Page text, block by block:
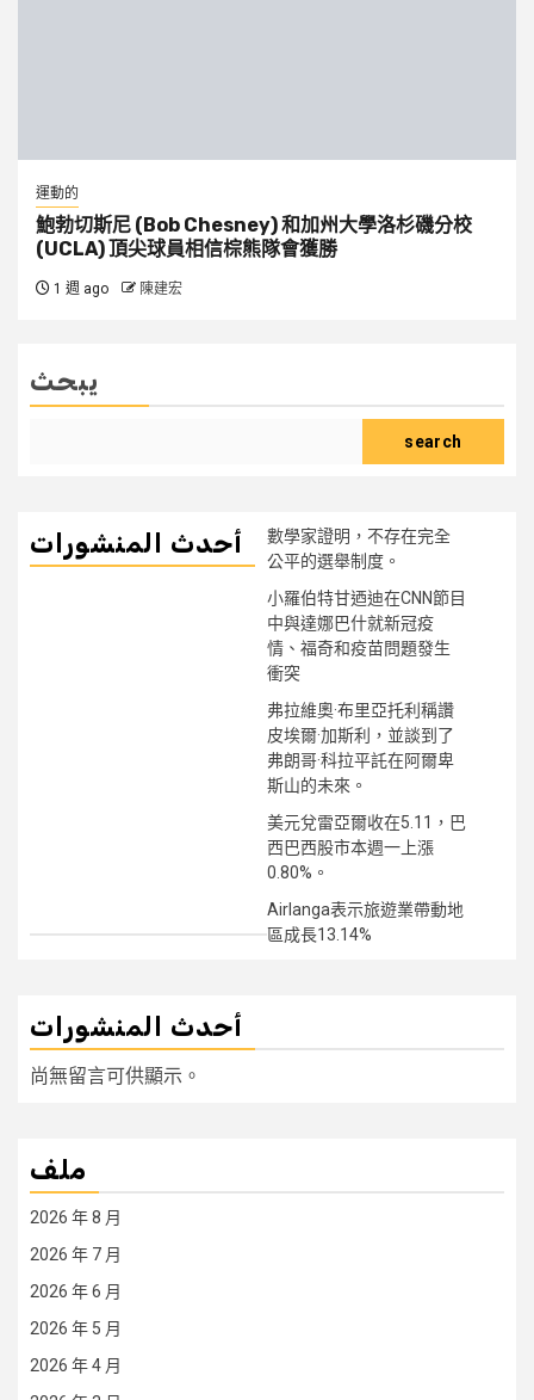
運動的
鮑勃切斯尼 (Bob Chesney) 和加州大學洛杉磯分校
(UCLA) 頂尖球員相信棕熊隊會獲勝
1 週 ago 陳建宏
يبحث
search
أحدث المنشورات
數學家證明，不存在完全
公平的選舉制度。
小羅伯特甘迺迪在CNN節目
中與達娜巴什就新冠疫
情、福奇和疫苗問題發生
衝突
弗拉維奧·布里亞托利稱讚
皮埃爾·加斯利，並談到了
弗朗哥·科拉平託在阿爾卑
斯山的未來。
美元兌雷亞爾收在5.11，巴
西巴西股市本週一上漲
0.80%。
Airlanga表示旅遊業帶動地
區成長13.14%
أحدث المنشورات
尚無留言可供顯示。
ملف
2026 年 8 月
2026 年 7 月
2026 年 6 月
2026 年 5 月
2026 年 4 月